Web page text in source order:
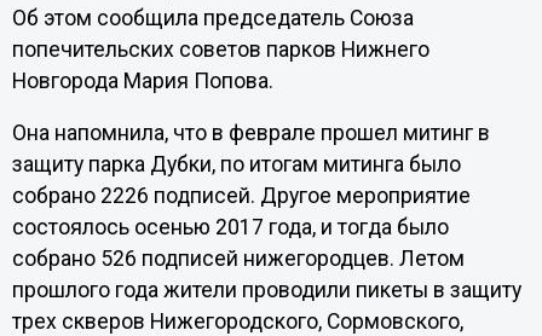
Об этом сообщила председатель Союза
попечительских советов парков Нижнего
Новгорода Мария Попова.
Она напомнила, что в феврале прошел митинг в
защиту парка Дубки, по итогам митинга было
собрано 2226 подписей. Другое мероприятие
состоялось осенью 2017 года, и тогда было
собрано 526 подписей нижегородцев. Летом
прошлого года жители проводили пикеты в защиту
трех скверов Нижегородского, Сормовского,